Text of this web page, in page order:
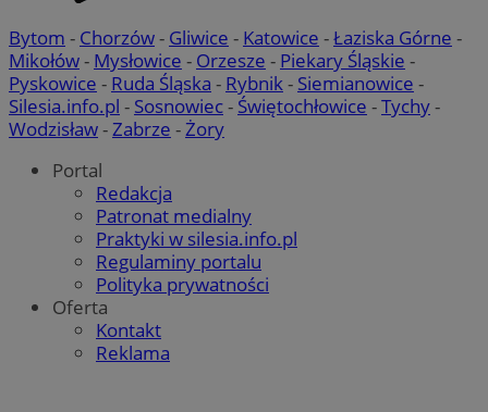
Bytom - Chorzów- Gliwice - Katowice -Łaziska Górne -
Mikołów- Mysłowice - Orzesze - Piekary Śląskie -
Pyskowice - Ruda Śląska - Rybnik- Siemianowice -
Silesia.info.pl - Sosnowiec- Świętochłowice -Tychy-
Wodzisław-Zabrze -Żory
Portal
Redakcja
Patronat medialny
Praktyki w silesia.info.pl
Regulaminy portalu
Polityka prywatności
Oferta
Kontakt
Reklama